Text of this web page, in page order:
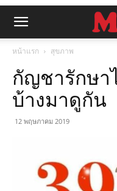
หน้าแรก สุขภาพ
กัญชารักษา
บ้างมาดูกัน
12 พฤษภาคม 2019